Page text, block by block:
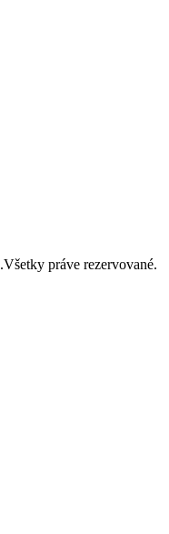
.Všetky práve rezervované.